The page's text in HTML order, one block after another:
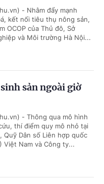
- Nhằm đẩy mạnh
kết nối tiêu thụ nông sản,
OCOP của Thủ đô, Sở
và Môi trường Hà Nội...
sản ngoài giờ
- Thông qua mô hình
thí điểm quy mô nhỏ tại
Quỹ Dân số Liên hợp quốc
Việt Nam và Công ty...